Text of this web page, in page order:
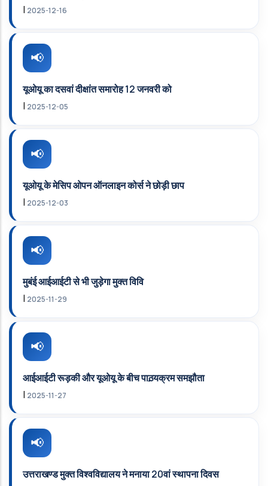
| 2025-12-16
यूओयू का दसवां दीक्षांत समारोह 12 जनवरी को
| 2025-12-05
यूओयू के मेसिप ओपन ऑनलाइन कोर्स ने छोड़ी छाप
| 2025-12-03
मुबंई आईआईटी से भी जुड़ेगा मुक्‍त विवि
| 2025-11-29
आईआईटी रूड़की और यूओयू के बीच पाठ़यक्रम समझौता
| 2025-11-27
उत्तराखण्ड मुक्त विश्वविद्यालय ने मनाया 20वां स्थापना दिवस